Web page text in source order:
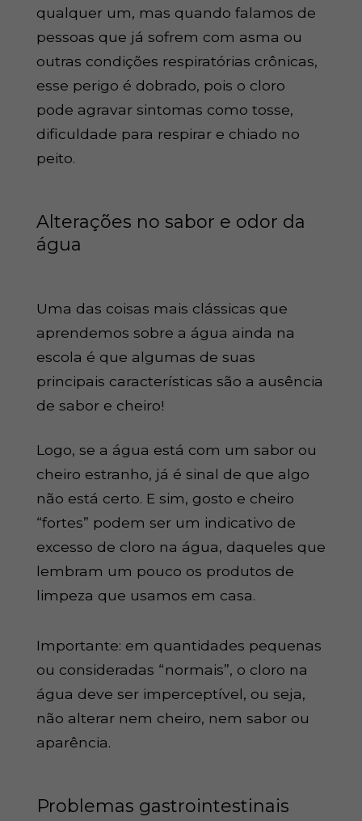
qualquer um, mas quando falamos de
pessoas que já sofrem com asma ou
outras condições respiratórias crônicas,
esse perigo é dobrado, pois o cloro
pode agravar sintomas como tosse,
dificuldade para respirar e chiado no
peito.
Alterações no sabor e odor da
água
Uma das coisas mais clássicas que
aprendemos sobre a água ainda na
escola é que algumas de suas
principais características são a ausência
de sabor e cheiro!
Logo, se a água está com um sabor ou
cheiro estranho, já é sinal de que algo
não está certo. E sim, gosto e cheiro
“fortes” podem ser um indicativo de
excesso de cloro na água, daqueles que
lembram um pouco os produtos de
limpeza que usamos em casa.
Importante: em quantidades pequenas
ou consideradas “normais”, o cloro na
água deve ser imperceptível, ou seja,
não alterar nem cheiro, nem sabor ou
aparência.
Problemas gastrointestinais